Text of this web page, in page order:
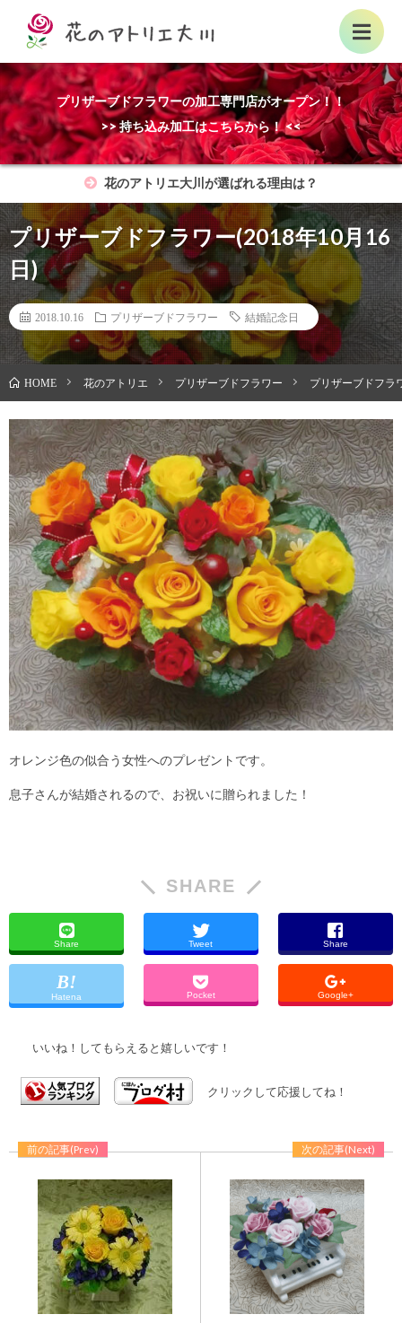
プリザーブドフラワーの加工専門店がオープン！！
>> 持ち込み加工はこちらから！ <<
花のアトリエ大川が選ばれる理由は？
プリザーブドフラワー(2018年10月16
日)
2018.10.16 プリザーブドフラワー 結婚記念日
HOME 花のアトリエ プリザーブドフラワー プリザーブドフラ
オレンジ色の似合う女性へのプレゼントです。
息子さんが結婚されるので、お祝いに贈られました！
SHARE
Share Tweet Share
Hatena Pocket Google+
いいね！してもらえると嬉しいです！
クリックして応援してね！
前の記事(Prev) 次の記事(Next)